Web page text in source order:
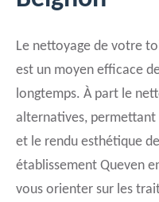
Le nettoyage de votre
est un moyen efficace
longtemps. À part le
alternatives, permettant
et le rendu esthétique
établissement Queven
vous orienter sur les